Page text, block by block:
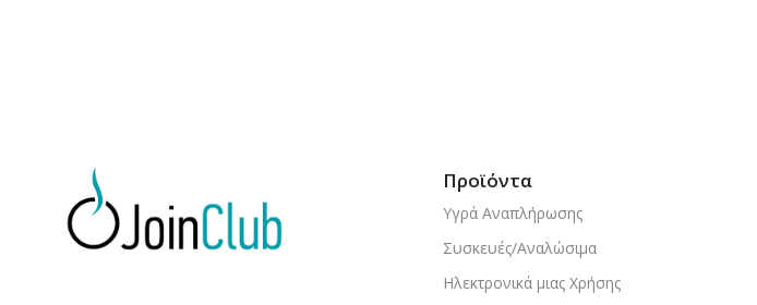
Προϊόντα
Υγρά Αναπλήρωσης
Συσκευές/Αναλώσιμα
Ηλεκτρονικά μιας Χρήσης